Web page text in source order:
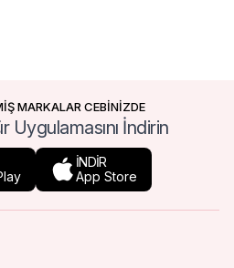
MARKALAR CEBİNİZDE
Uygulamasını İndirin
İNDİR
App Store